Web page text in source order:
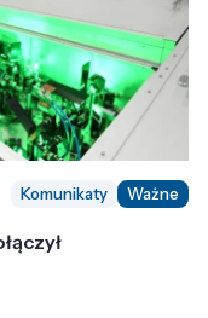
Komunikaty Ważne